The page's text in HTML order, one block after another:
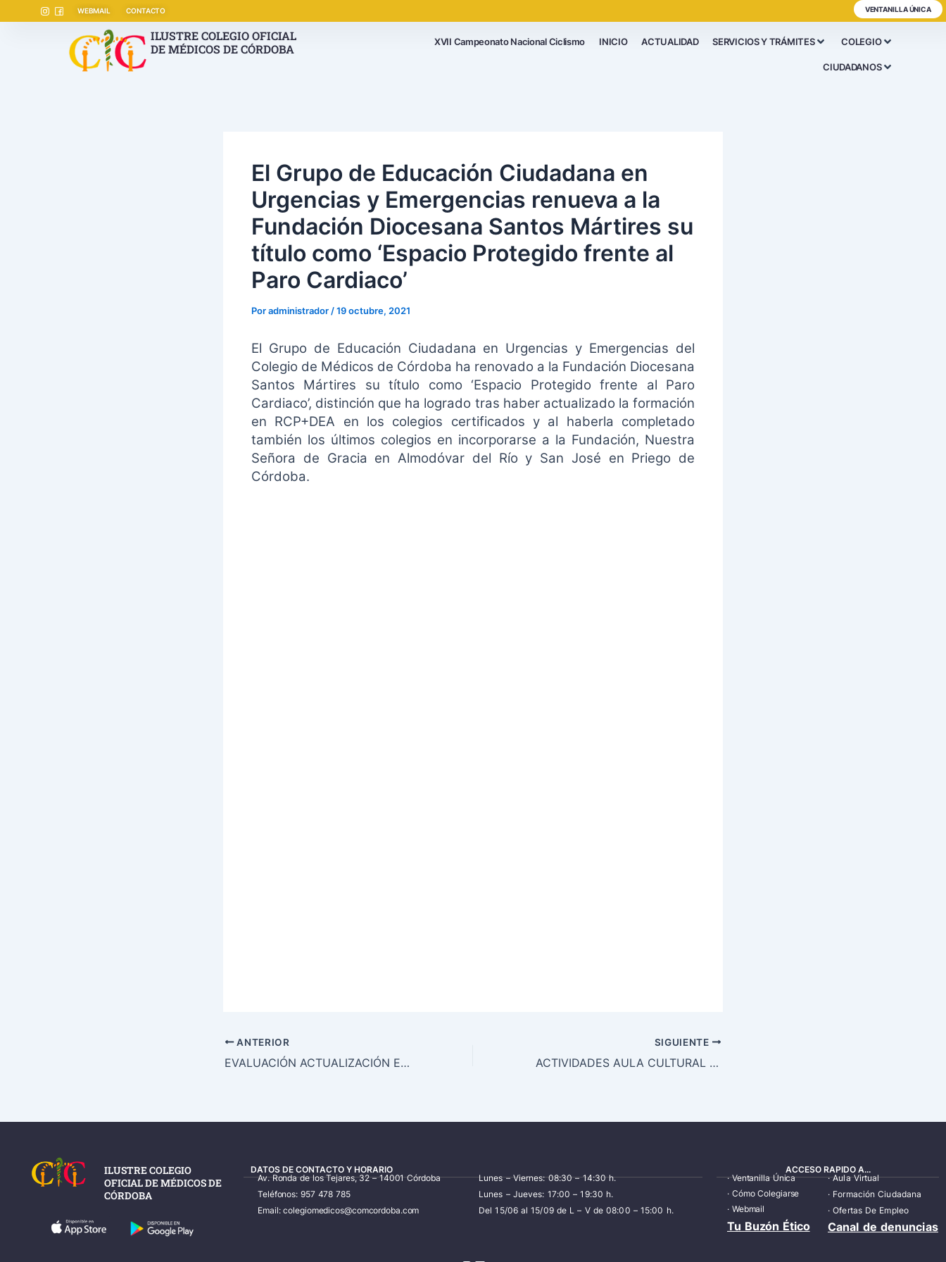
WEBMAIL CONTACTO VENTANILLA ÚNICA
ILUSTRE COLEGIO OFICIAL
DE MÉDICOS DE CÓRDOBA
XVII Campeonato Nacional Ciclismo INICIO ACTUALIDAD SERVICIOS Y TRÁMITES COLEGIO
CIUDADANOS
El Grupo de Educación Ciudadana en
Urgencias y Emergencias renueva a la
Fundación Diocesana Santos Mártires su
título como ‘Espacio Protegido frente al
Paro Cardiaco’
Poradministrador /19 octubre, 2021
El Grupo de Educación Ciudadana en Urgencias y Emergencias del
Colegio de Médicos de Córdoba ha renovado a la Fundación Diocesana
Santos Mártires su título como ‘Espacio Protegido frente al Paro
Cardiaco’, distinción que ha logrado tras haber actualizado la formación
en RCP+DEA en los colegios certificados y al haberla completado
también los últimos colegios en incorporarse a la Fundación, Nuestra
Señora de Gracia en Almodóvar del Río y San José en Priego de
Córdoba.
entradas
ANTERIOR
EVALUACIÓN ACTUALIZACIÓN EN PATOLOGÍA RESPIRATORIA (SESIÓN 1)
SIGUIENTE
ACTIVIDADES AULA CULTURAL OCTUBRE 2021
ILUSTRE COLEGIO
OFICIAL DE MÉDICOS DE
CÓRDOBA
DATOS DE CONTACTO Y HORARIO
Av. Ronda de los Tejares, 32 – 14001 Córdoba
Teléfonos: 957 478 785
Email: colegiomedicos@comcordoba.com
Lunes – Viernes: 08:30 – 14:30 h.
Lunes – Jueves: 17:00 – 19:30 h.
Del 15/06 al 15/09 de L – V de 08:00 – 15:00 h.
ACCESO RAPIDO A...
·Ventanilla Única
· Cómo Colegiarse
· Webmail
·Aula Virtual
· Formación Ciudadana
·Ofertas De Empleo
Tu Buzón Ético Canal de denuncias